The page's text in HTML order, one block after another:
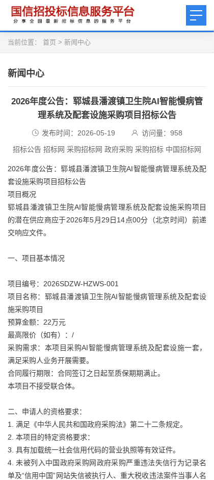
当前位置： 首页 > 新闻中心
新闻中心
2026年度公告：郓城县潘渡镇卫生院AI智能慢病管
理系统及配套设施采购项目招标公告
发布时间：2026-05-19 访问量： 958
招标公告 招标网 采购招标网 政府采购 采购招标 中国招标网
2026年度公告：郓城县潘渡镇卫生院AI智能慢病管理系统及配
套设施采购项目招标公告
项目概况
郓城县潘渡镇卫生院AI智能慢病管理系统及配套设施采购项目
的潜在供应商应于2026年5月29日14点00分（北京时间）前递
交响应文件。
一、项目基本情况
项目编号：2026SDZW-HZWS-001
项目名称：郓城县潘渡镇卫生院AI智能慢病管理系统及配套设
施采购项目
预算金额：22万元
最高限价（如有）：/
采购需求：本项目采购AI智能慢病管理系统及配套设施一套，
满足采购人业务开展需要。
合同履行期限：合同签订之日起至质保期期满止。
本项目不接受联合体。
二、申请人的资格要求：
1. 满足《中华人民共和国政府采购法》第二十二条规定。
2. 本项目的特定资格要求：
3. 具有加载统一社会信用代码的营业执照等有效证件。
4. 未被列入中国政府采购网政府采购严重违法失信行为记录名
单及“信用中国”网站失信被执行人、重大税收违法案件当事人名